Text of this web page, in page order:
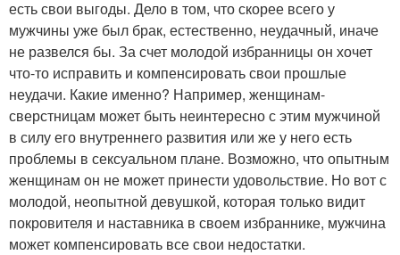
есть свои выгоды. Дело в том, что скорее всего у
мужчины уже был брак, естественно, неудачный, иначе
не развелся бы. За счет молодой избранницы он хочет
что-то исправить и компенсировать свои прошлые
неудачи. Какие именно? Например, женщинам-
сверстницам может быть неинтересно с этим мужчиной
в силу его внутреннего развития или же у него есть
проблемы в сексуальном плане. Возможно, что опытным
женщинам он не может принести удовольствие. Но вот с
молодой, неопытной девушкой, которая только видит
покровителя и наставника в своем избраннике, мужчина
может компенсировать все свои недостатки.